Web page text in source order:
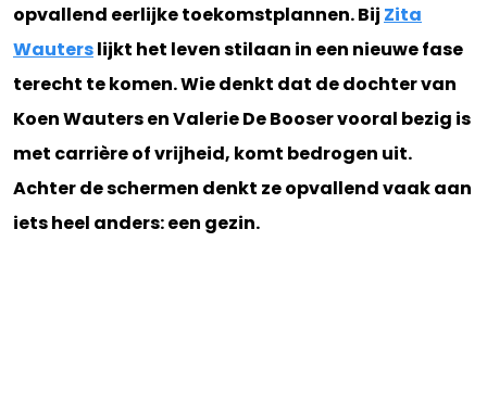
opvallend eerlijke toekomstplannen. Bij Zita
Wauterslijkt het leven stilaan in een nieuwe fase
terecht te komen. Wie denkt dat de dochter van
Koen Wauters en Valerie De Booser vooral bezig is
met carrière of vrijheid, komt bedrogen uit.
Achter de schermen denkt ze opvallend vaak aan
iets heel anders: een gezin.